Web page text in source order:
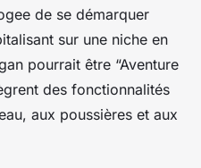
de se démarquer
sur une niche en
pourrait être “Aventure
des fonctionnalités
aux poussières et aux